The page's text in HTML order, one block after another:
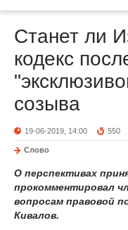
Станет ли
кодекс
созыва
19-06-2019, 14:00 550
Слово
О перспективах
прокомментировал
вопросам правовой
Кивалов.